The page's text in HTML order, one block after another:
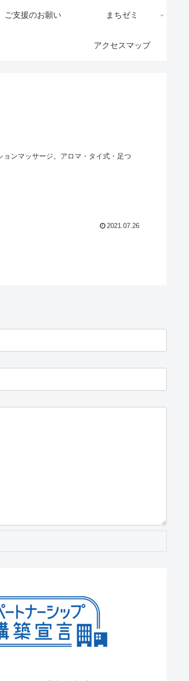
ご支援のお願い まちゼミ
アクセスマップ
ンマッサージ。アロマ・タイ式・足つ
2021.07.26